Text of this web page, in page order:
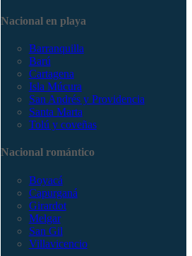
Nacional en playa
Barranquilla
Barú
Cartagena
Isla Múcura
San Andrés y Providencia
Santa Marta
Tolú y coveñas
Nacional romántico
Boyacá
Capurganá
Girardot
Melgar
San Gil
Villavicencio